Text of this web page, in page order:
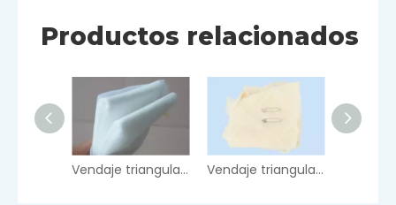
Productos relacionados
Vendaje triangular no tejido Vendaje triangular de algodón